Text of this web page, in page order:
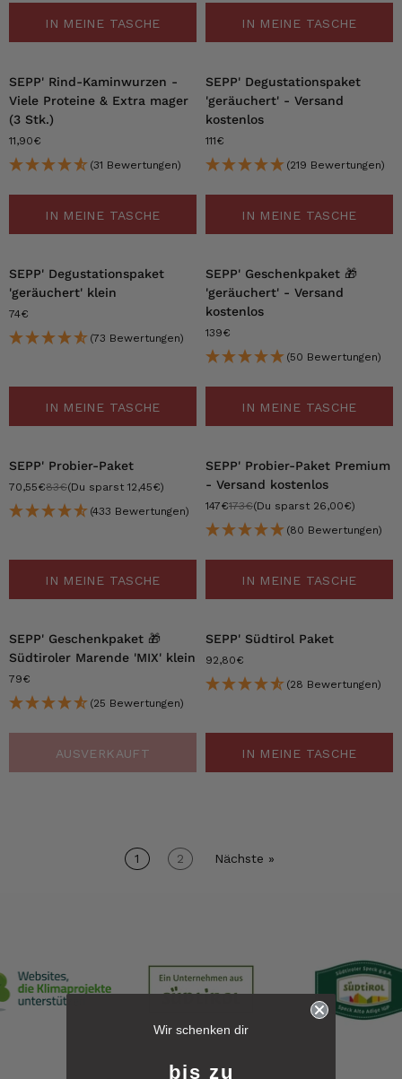
IN MEINE TASCHE IN MEINE TASCHE
SEPP' Rind-Kaminwurzen -
Viele Proteine & Extra mager
(3 Stk.)
11,90€
(31 Bewertungen)
IN MEINE TASCHE
SEPP' Degustationspaket
'geräuchert' - Versand
kostenlos
111€
(219 Bewertungen)
IN MEINE TASCHE
SEPP' Degustationspaket
'geräuchert' klein
74€
(73 Bewertungen)
IN MEINE TASCHE
SEPP' Geschenkpaket 🎁
'geräuchert' - Versand
kostenlos
139€
(50 Bewertungen)
IN MEINE TASCHE
-15%
SEPP' Probier-Paket
70,55€83€(Du sparst 12,45€)
(433 Bewertungen)
IN MEINE TASCHE
-15%
SEPP' Probier-Paket Premium
- Versand kostenlos
147€173€(Du sparst 26,00€)
(80 Bewertungen)
IN MEINE TASCHE
SEPP' Geschenkpaket 🎁
Südtiroler Marende 'MIX' klein
79€
(25 Bewertungen)
AUSVERKAUFT
SEPP' Südtirol Paket
92,80€
(28 Bewertungen)
IN MEINE TASCHE
1 2 Nächste »
rating 6.229
Wir schenken dir
bis zu